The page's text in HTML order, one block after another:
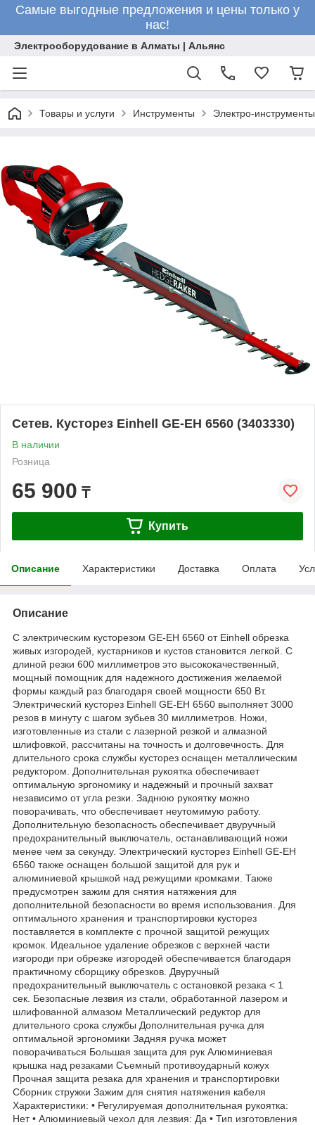
Самые выгодные предложения и цены только у
нас!
Электрооборудование в Алматы | Альянс
Товары и услуги Инструменты Электро-
Сетев. Кусторез Einhell GE-EH 6560 (3403330)
В наличии
Розница
65 900 ₸
Купить
Описание Характеристики Доставка Оплата
Описание
С электрическим кусторезом GE-EH 6560 от Einhell обрезка
живых изгородей, кустарников и кустов становится легкой. С
длиной резки 600 миллиметров это высококачественный,
мощный помощник для надежного достижения желаемой
формы каждый раз благодаря своей мощности 650 Вт.
Электрический кусторез Einhell GE-EH 6560 выполняет 3000
резов в минуту с шагом зубьев 30 миллиметров. Ножи,
изготовленные из стали с лазерной резкой и алмазной
шлифовкой, рассчитаны на точность и долговечность. Для
длительного срока службы кусторез оснащен металлическим
редуктором. Дополнительная рукоятка обеспечивает
оптимальную эргономику и надежный и прочный захват
независимо от угла резки. Заднюю рукоятку можно
поворачивать, что обеспечивает неутомимую работу.
Дополнительную безопасность обеспечивает двуручный
предохранительный выключатель, останавливающий ножи
менее чем за секунду. Электрический кусторез Einhell GE-EH
6560 также оснащен большой защитой для рук и
алюминиевой крышкой над режущими кромками. Также
предусмотрен зажим для снятия натяжения для
дополнительной безопасности во время использования. Для
оптимального хранения и транспортировки кусторез
поставляется в комплекте с прочной защитой режущих
кромок. Идеальное удаление обрезков с верхней части
изгороди при обрезке изгородей обеспечивается благодаря
практичному сборщику обрезков. Двуручный
предохранительный выключатель с остановкой резака < 1
сек. Безопасные лезвия из стали, обработанной лазером и
шлифованной алмазом Металлический редуктор для
длительного срока службы Дополнительная ручка для
оптимальной эргономики Задняя ручка может
поворачиваться Большая защита для рук Алюминиевая
крышка над резаками Съемный противоударный кожух
Прочная защита резака для хранения и транспортировки
Сборник стружки Зажим для снятия натяжения кабеля
Характеристики: • Регулируемая дополнительная рукоятка:
Нет • Алюминиевый чехол для лезвия: Да • Тип изготовления